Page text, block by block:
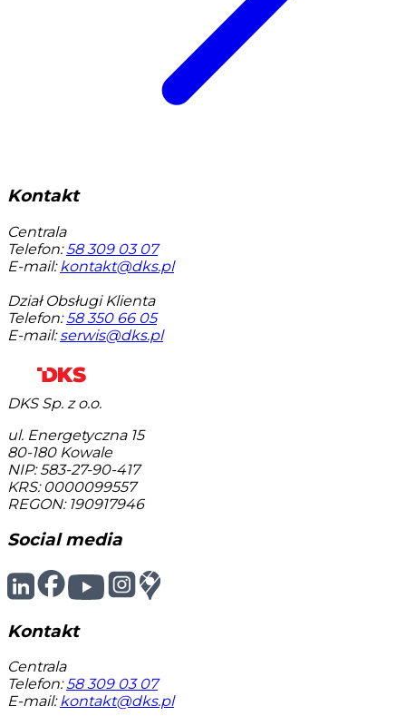
Kontakt
Centrala
Telefon: 58 309 03 07
E-mail: kontakt@dks.pl
Dział Obsługi Klienta
Telefon: 58 350 66 05
E-mail: serwis@dks.pl
DKS Sp. z o.o.
ul. Energetyczna 15
80-180 Kowale
NIP: 583-27-90-417
KRS: 0000099557
REGON: 190917946
Social media
Kontakt
Centrala
Telefon: 58 309 03 07
E-mail: kontakt@dks.pl